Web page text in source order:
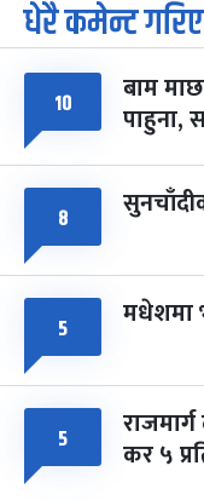
७
आइत
पूर्णिमा व्रत
चैत्र ७, २०८३-
८ फागुपूर्णिमा
चैत्र ८, २०८३-
धेरै कमेन्ट
१० बाम
पाहुना,
८
५ मधेशमा
५ कर ५